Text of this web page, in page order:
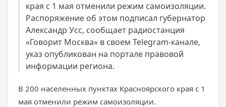
края с 1 мая отменили режим самоизоляции.
Распоряжение об этом подписал губернатор
Александр Усс, сообщает радиостанция
«Говорит Москва» в своем Telegram-канале,
указ опубликован на портале правовой
информации региона.
В 200 населенных пунктах Красноярского края с 1
мая отменили режим самоизоляции.